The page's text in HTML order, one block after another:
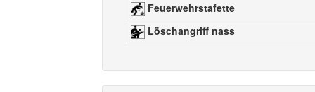
Feuerwehrstafette
Löschangriff nass